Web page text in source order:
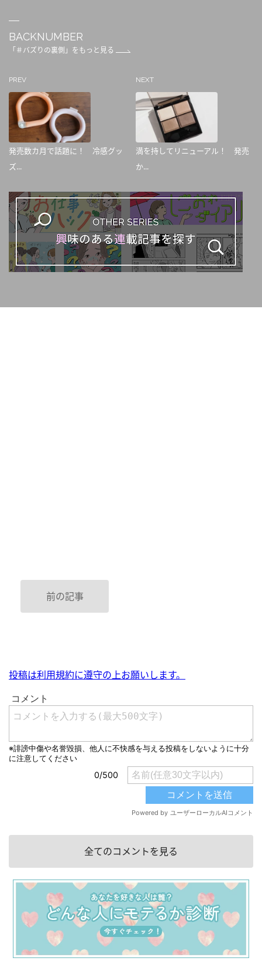
BACKNUMBER
「＃バズりの裏側」をもっと見る
PREV
発売数カ月で話題に！ 冷感グッ
ズ...
NEXT
満を持してリニューアル！ 発売
か...
前の記事
投稿は利用規約に遵守の上お願いします。
全てのコメントを見る